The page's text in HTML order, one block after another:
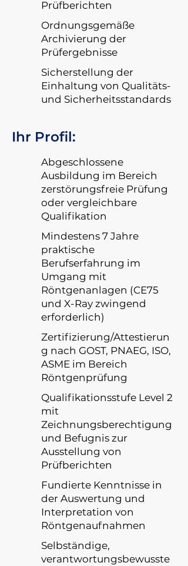
Prüfberichten
Ordnungsgemäße
Archivierung der
Prüfergebnisse
Sicherstellung der
Einhaltung von Qualitäts-
und Sicherheitsstandards
Ihr Profil:
Abgeschlossene
Ausbildung im Bereich
zerstörungsfreie Prüfung
oder vergleichbare
Qualifikation
Mindestens 7 Jahre
praktische
Berufserfahrung im
Umgang mit
Röntgenanlagen (CE75
und X-Ray zwingend
erforderlich)
Zertifizierung/Attestierun
g nach GOST, PNAEG, ISO,
ASME im Bereich
Röntgenprüfung
Qualifikationsstufe Level 2
mit
Zeichnungsberechtigung
und Befugnis zur
Ausstellung von
Prüfberichten
Fundierte Kenntnisse in
der Auswertung und
Interpretation von
Röntgenaufnahmen
Selbständige,
verantwortungsbewusste